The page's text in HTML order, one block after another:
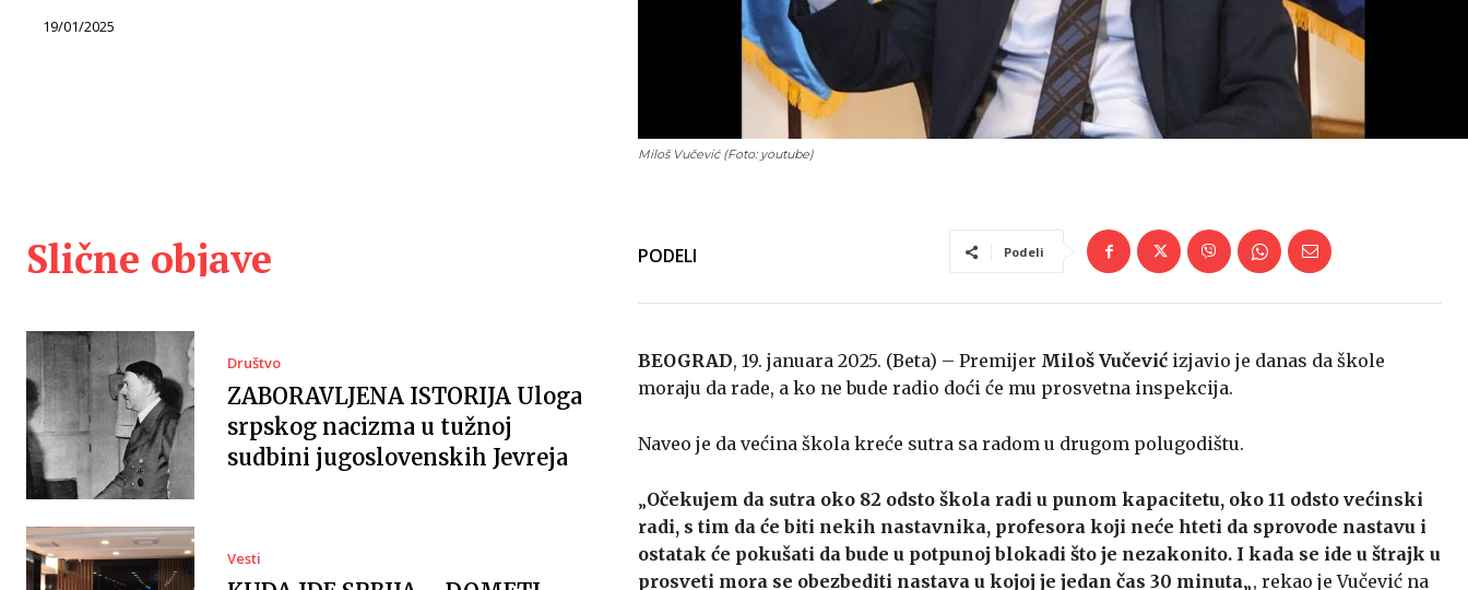
19/01/2025
Miloš Vučević (Foto: youtube)
Slične objave
Društvo
ZABORAVLJENA ISTORIJA Uloga
srpskog nacizma u tužnoj
sudbini jugoslovenskih Jevreja
Vesti
PODELI Podeli
BEOGRAD, 19. januara 2025. (Beta) – Premijer Miloš Vučević izjavio je danas da škole
moraju da rade, a ko ne bude radio doći će mu prosvetna inspekcija.
Naveo je da većina škola kreće sutra sa radom u drugom polugodištu.
„Očekujem da sutra oko 82 odsto škola radi u punom kapacitetu, oko 11 odsto većinski
radi, s tim da će biti nekih nastavnika, profesora koji neće hteti da sprovode nastavu i
ostatak će pokušati da bude u potpunoj blokadi što je nezakonito. I kada se ide u štrajk u
prosveti mora se obezbediti nastava u kojoj je jedan čas 30 minuta„, rekao je Vučević na